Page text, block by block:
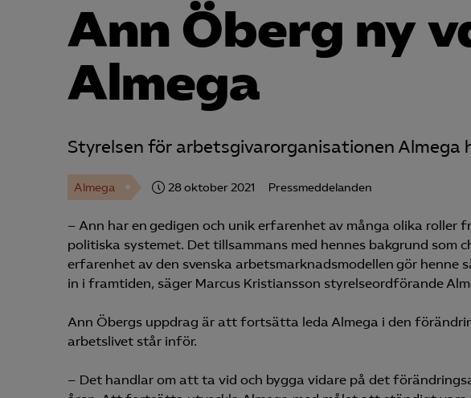
Ann Öberg ny
Almega
Styrelsen för arbetsgivarorganisationen Almega
Almega 28 oktober 2021 Pressmeddelanden
– Ann har en gedigen och unik erfarenhet av många olika roller
politiska systemet. Det tillsammans med hennes bakgrund som
erfarenhet av den svenska arbetsmarknadsmodellen gör henne
in i framtiden, säger Marcus Kristiansson styrelseordförande
Ann Öbergs uppdrag är att fortsätta leda Almega i den
arbetslivet står inför.
– Det handlar om att ta vid och bygga vidare på det